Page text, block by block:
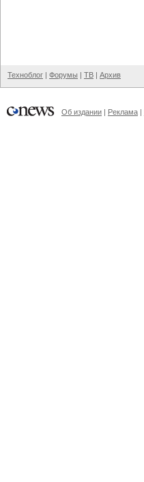
Техноблог | Форумы | ТВ | Архив
Об издании | Реклама |